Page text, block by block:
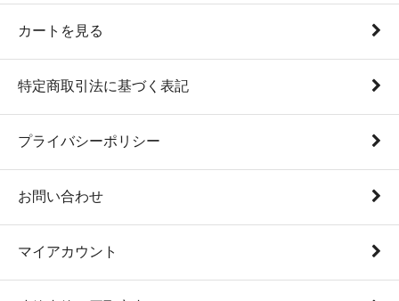
カートを見る
特定商取引法に基づく表記
プライバシーポリシー
お問い合わせ
マイアカウント